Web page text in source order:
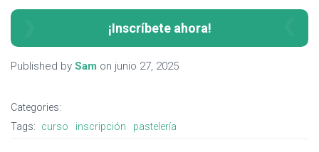
¡Inscríbete ahora!
Published by Sam on junio 27, 2025
Categories:
Tags:
curso inscripción pastelería